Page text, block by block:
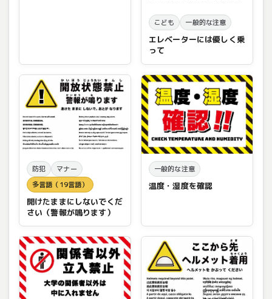
こども 一般的な注意
エレベーターには優しく乗
って
防犯
マナー
多言語（19言語）
開けたままにしないでくだ
さい（警報が鳴ります）
一般的な注意
温度・湿度を確認